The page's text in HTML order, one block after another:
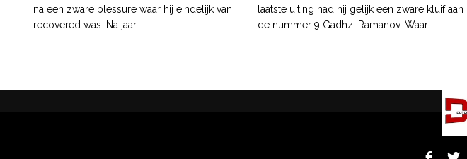
na een zware blessure waar hij eindelijk van
recovered was. Na jaar...
laatste uiting had hij gelijk een zware kluif aan
de nummer 9 Gadhzi Ramanov. Waar...